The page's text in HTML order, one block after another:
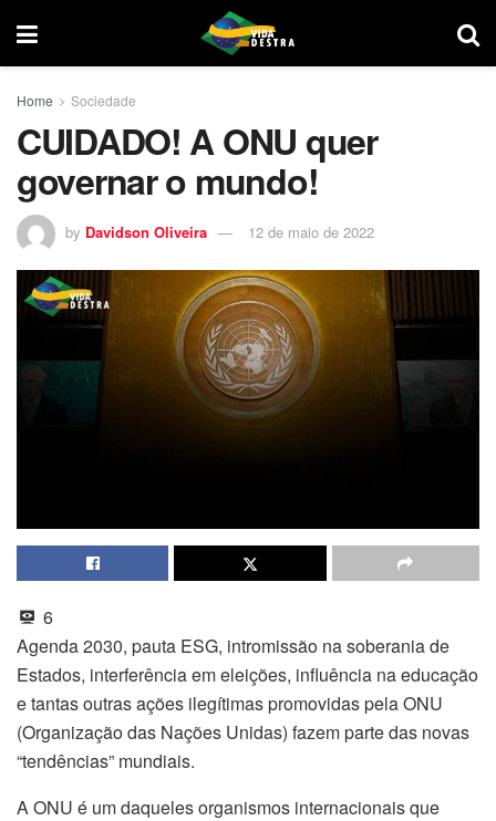
Home Sociedade
CUIDADO! A ONU quer
governar o mundo!
by Davidson Oliveira 12 de maio de 2022
6
Agenda 2030, pauta ESG, intromissão na soberania de
Estados, interferência em eleições, influência na educação
e tantas outras ações ilegítimas promovidas pela ONU
(Organização das Nações Unidas) fazem parte das novas
“tendências” mundiais.
A ONU é um daqueles organismos internacionais que